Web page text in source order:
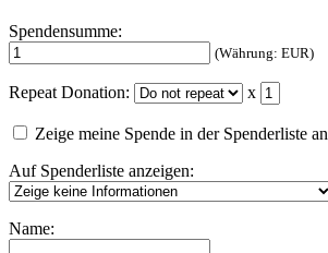
Spendensumme:
(Währung: EUR)
Repeat Donation: x
Zeige meine Spende in der Spenderliste an
Auf Spenderliste anzeigen:
Name: